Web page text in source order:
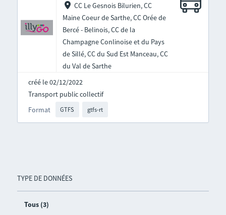
TYPE DE DONNÉES
Tous (3)
CC Le Gesnois Bilurien, CC
Maine Coeur de Sarthe, CC Orée de
Bercé - Belinois, CC de la
Champagne Conlinoise et du Pays
de Sillé, CC du Sud Est Manceau, CC
du Val de Sarthe
créé le 02/12/2022
Format GTFS gtfs-rt
Transport public collectif